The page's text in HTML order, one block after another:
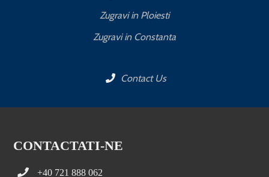
Zugravi in Ploiesti
Zugravi in Constanta
Contact Us
CONTACTATI-NE
+40 721 888 062